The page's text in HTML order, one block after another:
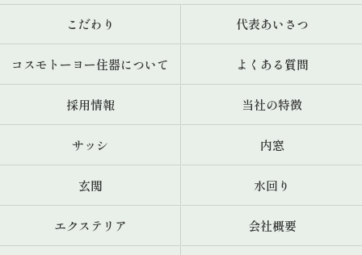
こだわり 代表あいさつ
コスモトーヨー住器について よくある質問
採用情報 当社の特徴
サッシ 内窓
玄関 水回り
エクステリア 会社概要